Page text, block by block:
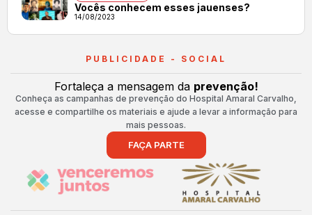
Vocês conhecem esses jauenses?
14/08/2023
PUBLICIDADE - SOCIAL
Fortaleça a mensagem da prevenção!
Conheça as campanhas de prevenção do Hospital Amaral Carvalho,
acesse e compartilhe os materiais e ajude a levar a informação para
mais pessoas.
FAÇA PARTE